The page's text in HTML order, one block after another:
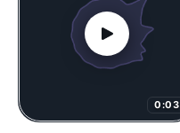
0:03